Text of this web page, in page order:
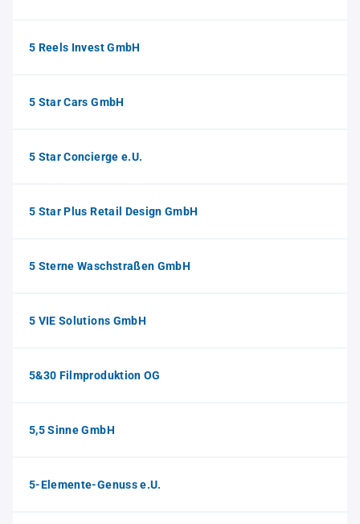
5 Reels Invest GmbH
5 Star Cars GmbH
5 Star Concierge e.U.
5 Star Plus Retail Design GmbH
5 Sterne Waschstraßen GmbH
5 VIE Solutions GmbH
5&30 Filmproduktion OG
5,5 Sinne GmbH
5-Elemente-Genuss e.U.